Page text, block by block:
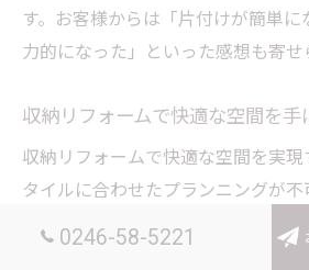
す。お客様からは「片付けが簡単に
力的になった」といった感想も寄せ
収納リフォームで快適な空間を手
収納リフォームで快適な空間を実現
タイルに合わせたプランニングが
わき市での事例では、家族みんなが
0246-58-5221